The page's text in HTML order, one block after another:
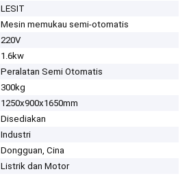
LESIT
Mesin memukau semi-otomatis
220V
1.6kw
Peralatan Semi Otomatis
300kg
1250x900x1650mm
Disediakan
Industri
Dongguan, Cina
Listrik dan Motor